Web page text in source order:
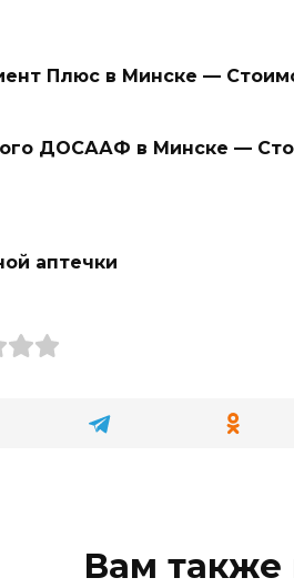
Плюс в Минске —
ДОСААФ в Минске —
аптечки
Вам также